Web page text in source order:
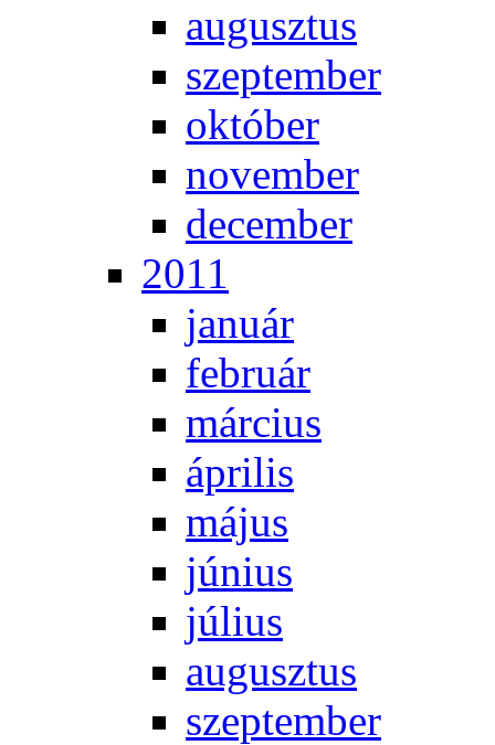
au­gusz­tus
szep­tem­ber
ok­tó­ber
no­vem­ber
de­cem­ber
2011
ja­nu­ár
feb­ru­ár
már­ci­us
áp­ri­lis
má­jus
jú­ni­us
jú­li­us
au­gusz­tus
szep­tem­ber